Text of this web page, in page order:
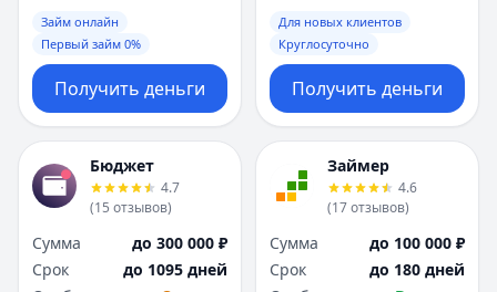
Займ онлайн
Первый займ 0%
Получить деньги
Для новых клиентов
Круглосуточно
Получить деньги
Бюджет
4.7
(15 отзывов)
Сумма
до 300 000 ₽
Срок
до 1095 дней
Займер
4.6
(17отзывов)
Сумма
до 100 000 ₽
Срок
до 180 дней